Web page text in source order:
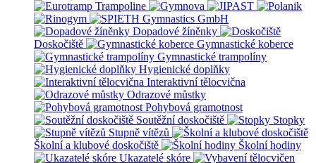
Dopadové žíněnky
Doskočiště
Gymnastické koberce
Gymnastické trampolíny
Hygienické doplňky
Interaktivní tělocvična
Odrazové můstky
Pohybová gramotnost
Soutěžní doskočiště
Stopky
Stupně vítězů
Školní a klubové doskočiště
Školní hodiny
Ukazatelé skóre